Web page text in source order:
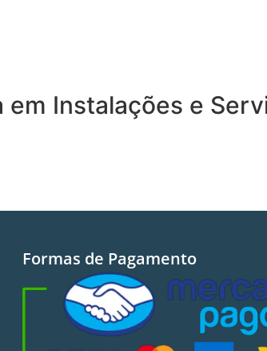
em Instalações e
Formas de Pagamento